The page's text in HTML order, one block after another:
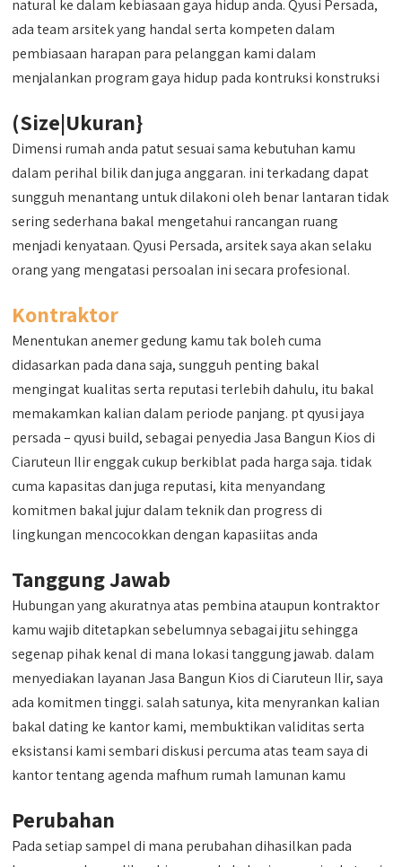
natural ke dalam kebiasaan gaya hidup anda. Qyusi Persada,
ada team arsitek yang handal serta kompeten dalam
pembiasaan harapan para pelanggan kami dalam
menjalankan program gaya hidup pada kontruksi konstruksi
(Size|Ukuran}
Dimensi rumah anda patut sesuai sama kebutuhan kamu
dalam perihal bilik dan juga anggaran. ini terkadang dapat
sungguh menantang untuk dilakoni oleh benar lantaran tidak
sering sederhana bakal mengetahui rancangan ruang
menjadi kenyataan. Qyusi Persada, arsitek saya akan selaku
orang yang mengatasi persoalan ini secara profesional.
Kontraktor
Menentukan anemer gedung kamu tak boleh cuma
didasarkan pada dana saja, sungguh penting bakal
mengingat kualitas serta reputasi terlebih dahulu, itu bakal
memakamkan kalian dalam periode panjang. pt qyusi jaya
persada – qyusi build, sebagai penyedia Jasa Bangun Kios di
Ciaruteun Ilir enggak cukup berkiblat pada harga saja. tidak
cuma kapasitas dan juga reputasi, kita menyandang
komitmen bakal jujur dalam teknik dan progress di
lingkungan mencocokkan dengan kapasiitas anda
Tanggung Jawab
Hubungan yang akuratnya atas pembina ataupun kontraktor
kamu wajib ditetapkan sebelumnya sebagai jitu sehingga
segenap pihak kenal di mana lokasi tanggung jawab. dalam
menyediakan layanan Jasa Bangun Kios di Ciaruteun Ilir, saya
ada komitmen tinggi. salah satunya, kita menyrankan kalian
bakal dating ke kantor kami, membuktikan validitas serta
eksistansi kami sembari diskusi percuma atas team saya di
kantor tentang agenda mafhum rumah lamunan kamu
Perubahan
Pada setiap sampel di mana perubahan dihasilkan pada